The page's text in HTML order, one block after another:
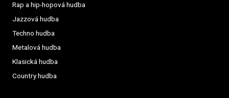
Rap a hip-hopová hudba
Jazzová hudba
Techno hudba
Metalová hudba
Klasická hudba
Country hudba